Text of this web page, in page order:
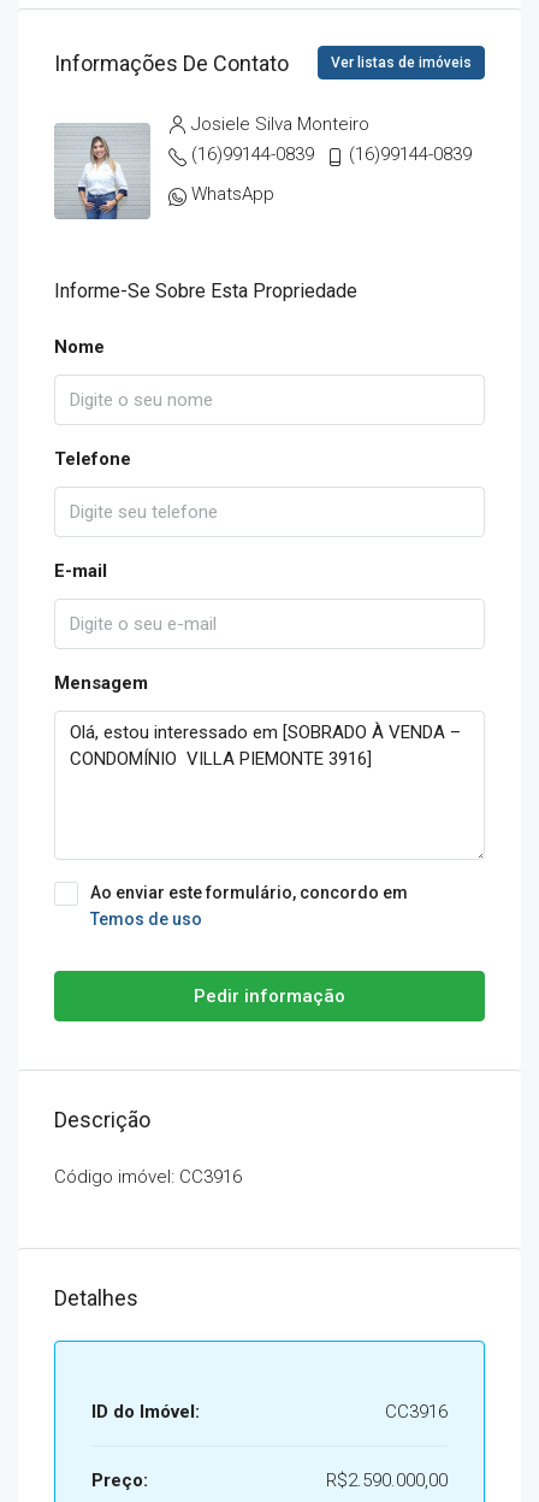
Informações De Contato Ver listas de imóveis
Josiele Silva Monteiro
(16)99144-0839
(16)99144-0839
WhatsApp
Informe-Se Sobre Esta Propriedade
Nome
Telefone
E-mail
Mensagem
Ao enviar este formulário, concordo em
Temos de uso
Pedir informação
Descrição
Código imóvel: CC3916
Detalhes
ID do Imóvel: CC3916
Preço: R$2.590.000,00